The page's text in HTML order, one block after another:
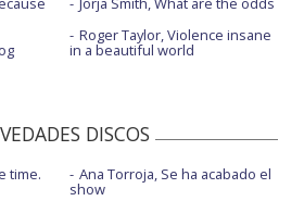
Roger Taylor, Violence insane
in a beautiful world
DISCOS
time. Ana Torroja, Se ha acabado el
show